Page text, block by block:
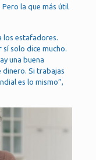
la que más útil
los estafadores.
solo dice mucho.
una buena
Si trabajas
es lo mismo”,